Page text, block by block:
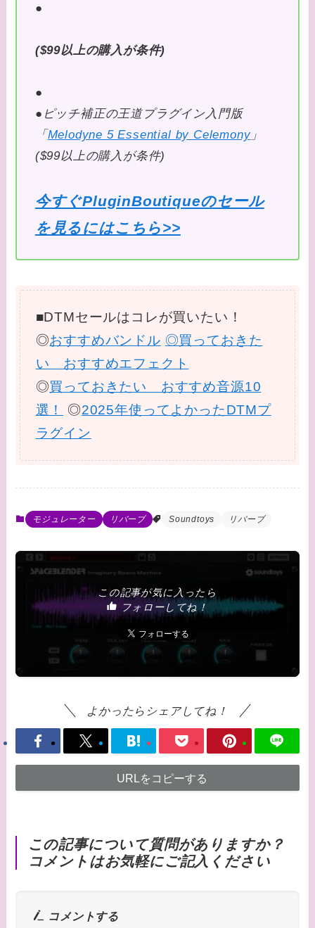
●
($99以上の購入が条件)
●
●ピッチ補正の王道プラグイン入門版
「 Melodyne 5 Essential by Celemony」
($99以上の購入が条件)
今すぐPluginBoutiqueのセール
を見るにはこちら>>
■DTMセールはコレが買いたい！
◎おすすめバンドル ◎買っておきた
い おすすめエフェクト
◎買っておきたい おすすめ音源10
選！
◎2025年使ってよかったDTMプ
ラグイン
モジュレーター リバーブ Soundtoys リバーブ
この記事が気に入ったら
フォローしてね！
よかったらシェアしてね！
URLをコピーする
この記事について質問がありますか？
コメントはお気軽にご記入ください
コメントする